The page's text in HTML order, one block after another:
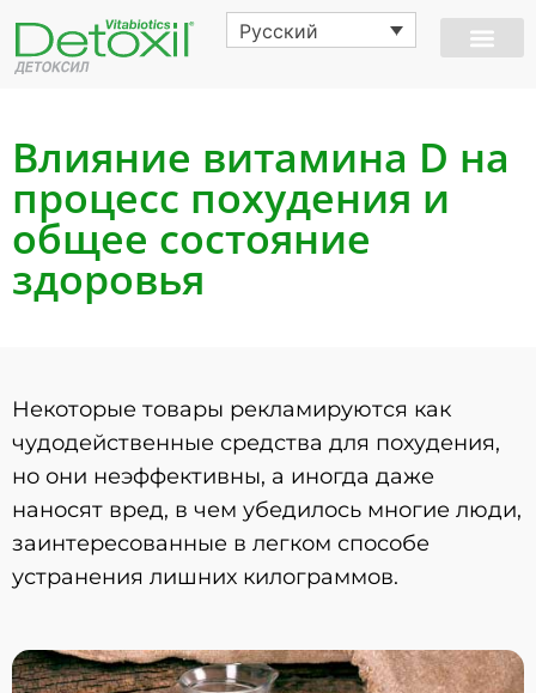
Русский
Влияние витамина D на
процесс похудения и
общее состояние
здоровья
Некоторые товары рекламируются как
чудодейственные средства для похудения,
но они неэффективны, а иногда даже
наносят вред, в чем убедилось многие люди,
заинтересованные в легком способе
устранения лишних килограммов.